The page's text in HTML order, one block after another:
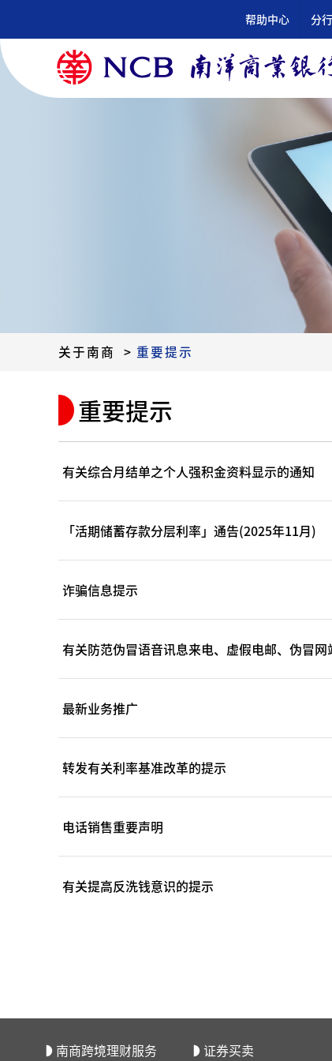
内
容
帮助中心 分
关于南商 > 重要提示
重要提示
有关综合月结单之个人强积金资料显示的通知
「活期储蓄存款分层利率」通告(2025年11月)
诈骗信息提示
有关防范伪冒语音讯息来电、虚假电邮、伪冒
最新业务推广
转发有关利率基准改革的提示
电话销售重要声明
有关提高反洗钱意识的提示
南商跨境理财服务 证券买卖